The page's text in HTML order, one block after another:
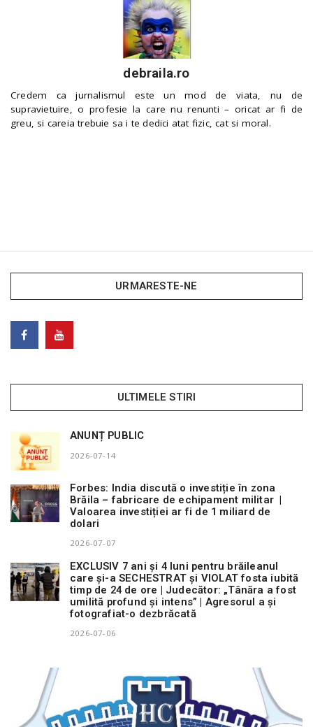
debraila.ro
Credem ca jurnalismul este un mod de viata, nu de
supravietuire, o profesie la care nu renunti – oricat ar fi de
greu, si careia trebuie sa i te dedici atat fizic, cat si moral.
URMARESTE-NE
ULTIMELE STIRI
ANUNȚ PUBLIC
2026-07-14
Forbes: India discută o investiție în zona
Brăila – fabricare de echipament militar |
Valoarea investiției ar fi de 1 miliard de
dolari
2026-07-07
EXCLUSIV 7 ani și 4 luni pentru brăileanul
care și-a SECHESTRAT și VIOLAT fosta iubită
timp de 24 de ore | Judecător: „Tânăra a fost
umilită profund și intens” | Agresorul a și
fotografiat-o dezbrăcată
2026-07-06